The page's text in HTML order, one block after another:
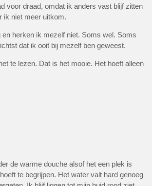
voor draad, omdat ik anders vast blijf zitten
ik niet meer uitkom.
herken ik mezelf niet. Soms wel. Soms
dat ik ooit bij mezelf ben geweest.
te lezen. Dat is het mooie. Het hoeft alleen
de warme douche alsof het een plek is
te begrijpen. Het water valt hard genoeg